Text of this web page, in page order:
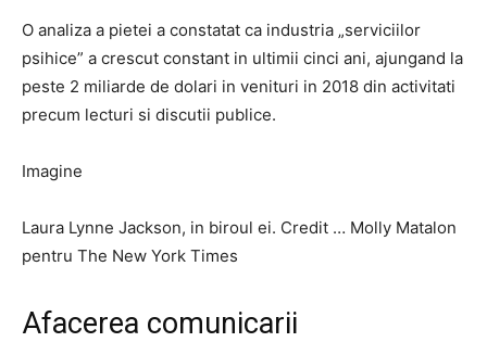
O analiza a pietei a constatat ca industria „serviciilor
psihice” a crescut constant in ultimii cinci ani, ajungand la
peste 2 miliarde de dolari in venituri in 2018 din activitati
precum lecturi si discutii publice.
Imagine
Laura Lynne Jackson, in biroul ei. Credit … Molly Matalon
pentru The New York Times
Afacerea comunicarii